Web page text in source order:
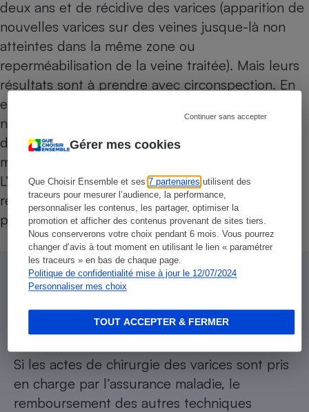
Gérer mes cookies
Que Choisir Ensemble et ses7 partenaires utilisent des
traceurs pour mesurer l’audience, la performance,
personnaliser les contenus, les partager, optimiser la
promotion et afficher des contenus provenant de sites tiers.
Nous conserverons votre choix pendant 6 mois. Vous pourrez
changer d’avis à tout moment en utilisant le lien « paramétrer
les traceurs » en bas de chaque page.
Politique de confidentialité mise à jour le 12/07/2024
Personnaliser mes choix
Continuer sans accepter
TOUT ACCEPTER & FERMER
deux ans et de récidive des varices (apparition de
nouvelles varices sur des veines jusque-là non
atteintes dans la même zone ou
reperméabilisation de la veine traitée). Mais leurs
résultats sont à prendre avec circonspection. En
effet, ces études sont effectuées sur un petit
nombre de personnes avec des critères
d’évaluation différents et des techniques
multiples, rendant leur comparaison difficile.
L’expérience du praticien ainsi que le
remboursement de l’acte sont des éléments à
prendre en compte au moment du choix.
Un remboursement bien
compliqué
Si les actes de chirurgie des varices sont pris
en charge par l’assurance maladie, le
remboursement des autres techniques